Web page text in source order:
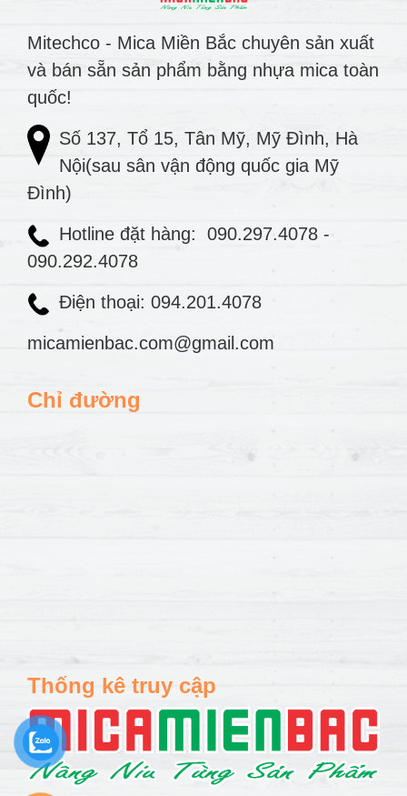
Mitechco - Mica Miền Bắc chuyên sản xuất
và bán sẵn sản phẩm bằng nhựa mica toàn
quốc!
Số 137, Tổ 15, Tân Mỹ, Mỹ Đình, Hà
Nội(sau sân vận động quốc gia Mỹ
Đình)
Hotline đặt hàng: 090.297.4078 -
090.292.4078
Điện thoại: 094.201.4078
micamienbac.com@gmail.com
Chỉ đường
Thống kê truy cập